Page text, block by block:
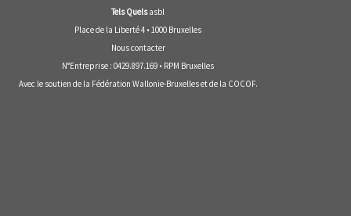
Tels Quelsasbl
Place de la Liberté 4 • 1000 Bruxelles
Nous contacter
N°Entreprise : 0429.897.169 • RPM Bruxelles
Avec le soutien de la Fédération Wallonie-Bruxelleset de la COCOF.